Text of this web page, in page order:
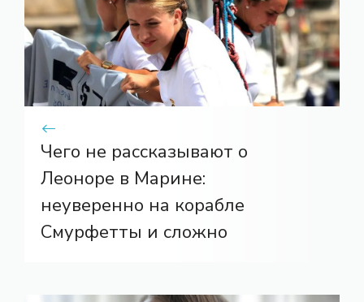
Чего не рассказывают о
Леоноре в Марине:
неуверенно на корабле
Смурфетты и сложно